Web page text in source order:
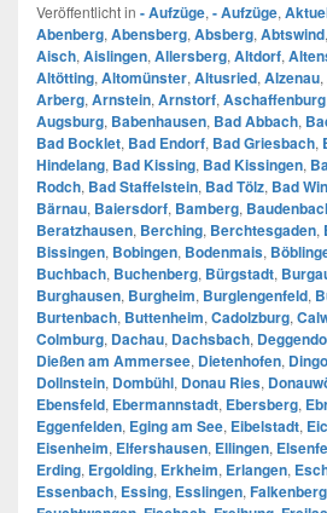
Veröffentlicht in - Aufzüge, - Aufzüge,
Abenberg, Abensberg, Absberg, Abtswind,
Aisch, Aislingen, Allersberg, Altdorf,
Altötting, Altomünster, Altusried, Alzenau,
Arberg, Arnstein, Arnstorf, Aschaffenburg
Augsburg, Babenhausen, Bad Abbach,
Bad Bocklet, Bad Endorf, Bad Griesbach,
Hindelang, Bad Kissing, Bad Kissingen,
Rodch, Bad Staffelstein, Bad Tölz, Bad
Bärnau, Baiersdorf, Bamberg,
Beratzhausen, Berching, Berchtesgaden,
Bissingen, Bobingen, Bodenmais,
Buchbach, Buchenberg, Bürgstadt,
Burghausen, Burgheim, Burglengenfeld,
Burtenbach, Buttenheim, Cadolzburg,
Colmburg, Dachau, Dachsbach,
Dießen am Ammersee, Dietenhofen,
Dollnstein, Dombühl, Donau Ries,
Ebensfeld, Ebermannstadt, Ebersberg,
Eggenfelden, Eging am See, Eibelstadt,
Eisenheim, Elfershausen, Ellingen,
Erding, Ergolding, Erkheim, Erlangen,
Essenbach, Essing, Esslingen, Falkenberg